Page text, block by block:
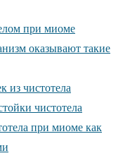
при миоме
оказывают такие
из чистотела
чистотела
при миоме как